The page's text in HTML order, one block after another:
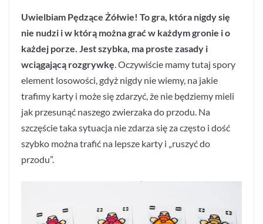
Uwielbiam Pędzące Żółwie! To gra, która nigdy się
nie nudzi i w którą można grać w każdym gronie i o
każdej porze. Jest szybka, ma proste zasady i
wciągającą rozgrywkę. Oczywiście mamy tutaj spory
element losowości, gdyż nigdy nie wiemy, na jakie
trafimy karty i może się zdarzyć, że nie będziemy mieli
jak przesunąć naszego zwierzaka do przodu. Na
szczęście taka sytuacja nie zdarza się za często i dość
szybko można trafić na lepsze karty i „ruszyć do
przodu”.